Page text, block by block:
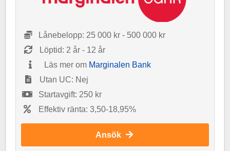
Lånebelopp: 25 000 kr - 500 000 kr
Löptid: 2 år - 12 år
Läs mer om Marginalen Bank
Utan UC: Nej
Startavgift: 250 kr
Effektiv ränta: 3,50-18,95%
Ansök